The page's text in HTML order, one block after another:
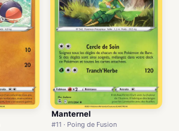
Manternel
#11 · Poing de Fusion